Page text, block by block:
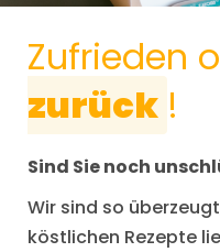
Zufrieden
zurück !
Sind Sie noch
Wir sind so
köstlichen Rezepte